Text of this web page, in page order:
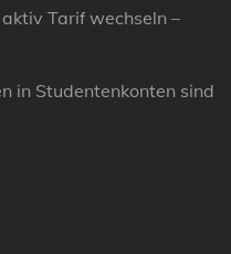
Tarif wechseln –
in Studentenkonten sind